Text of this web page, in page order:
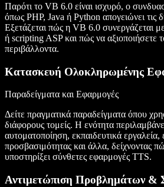
Παρότι το VB 6.0 είναι ισχυρό, ο
όπως PHP, Java ή Python απογειώνει τις
Εξετάζεται πώς η VB 6.0 συνεργάζεται
ή scripting ASP και πώς να αξιοποιήσετε
περιβάλλοντα.
Κατασκευή Ολοκληρωμένης
Παραδείγματα και Εφαρμογές
Δείτε πραγματικά παραδείγματα όπου
διάφορους τομείς. Η ενότητα
αυτοματοποίηση, εκπαιδευτικά εργαλεία,
προσβασιμότητας και άλλα, δείχνοντας
υποστηρίξει σύνθετες εφαρμογές TTS.
Αντιμετώπιση Προβλημάτων &